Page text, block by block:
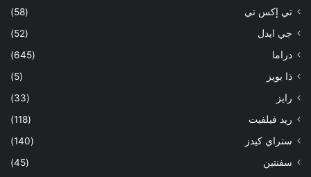
تي إكس تي
(58)
جي ايدل
(52)
دراما
(645)
ذا بويز
(5)
رايز
(33)
ريد فيلفيت
(118)
ستراي كيدز
(140)
سفنتين
(45)